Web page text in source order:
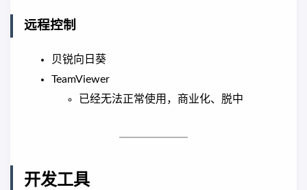
远程控制
贝锐向日葵
TeamViewer
已经无法正常使用，商业化、脱中
开发工具